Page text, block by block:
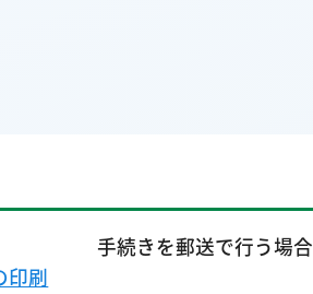
手続きを郵送で行う場合
印刷